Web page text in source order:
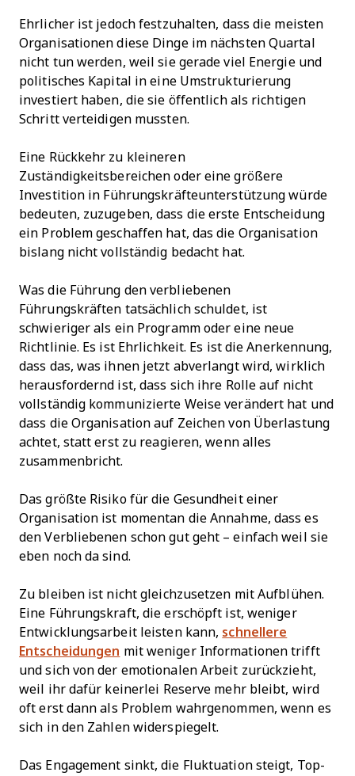
Ehrlicher ist jedoch festzuhalten, dass die meisten
Organisationen diese Dinge im nächsten Quartal
nicht tun werden, weil sie gerade viel Energie und
politisches Kapital in eine Umstrukturierung
investiert haben, die sie öffentlich als richtigen
Schritt verteidigen mussten.
Eine Rückkehr zu kleineren
Zuständigkeitsbereichen oder eine größere
Investition in Führungskräfteunterstützung würde
bedeuten, zuzugeben, dass die erste Entscheidung
ein Problem geschaffen hat, das die Organisation
bislang nicht vollständig bedacht hat.
Was die Führung den verbliebenen
Führungskräften tatsächlich schuldet, ist
schwieriger als ein Programm oder eine neue
Richtlinie. Es ist Ehrlichkeit. Es ist die Anerkennung,
dass das, was ihnen jetzt abverlangt wird, wirklich
herausfordernd ist, dass sich ihre Rolle auf nicht
vollständig kommunizierte Weise verändert hat und
dass die Organisation auf Zeichen von Überlastung
achtet, statt erst zu reagieren, wenn alles
zusammenbricht.
Das größte Risiko für die Gesundheit einer
Organisation ist momentan die Annahme, dass es
den Verbliebenen schon gut geht – einfach weil sie
eben noch da sind.
Zu bleiben ist nicht gleichzusetzen mit Aufblühen.
Eine Führungskraft, die erschöpft ist, weniger
Entwicklungsarbeit leisten kann, schnellere
Entscheidungen mit weniger Informationen trifft
und sich von der emotionalen Arbeit zurückzieht,
weil ihr dafür keinerlei Reserve mehr bleibt, wird
oft erst dann als Problem wahrgenommen, wenn es
sich in den Zahlen widerspiegelt.
Das Engagement sinkt, die Fluktuation steigt, Top-